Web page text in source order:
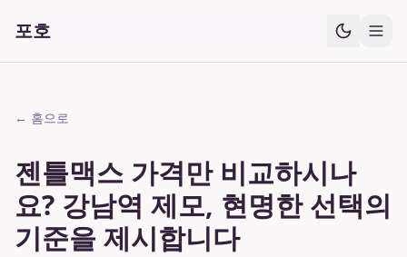
포호
← 홈으로
젠틀맥스 가격만 비교하시나
요? 강남역 제모, 현명한 선택의
기준을 제시합니다